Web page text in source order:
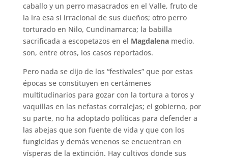
caballo y un perro masacrados en el Valle, fruto de
la ira esa sí irracional de sus dueños; otro perro
torturado en Nilo, Cundinamarca; la babilla
sacrificada a escopetazos en el Magdalenamedio,
son, entre otros, los casos reportados.
Pero nada se dijo de los “festivales” que por estas
épocas se constituyen en certámenes
multitudinarios para gozar con la tortura a toros y
vaquillas en las nefastas corralejas; el gobierno, por
su parte, no ha adoptado políticas para defender a
las abejas que son fuente de vida y que con los
fungicidas y demás venenos se encuentran en
vísperas de la extinción. Hay cultivos donde sus